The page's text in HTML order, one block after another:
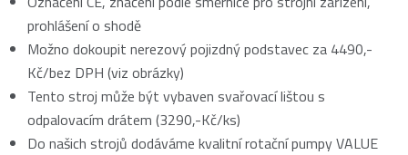
prohlášení o shodě
Možno dokoupit nerezový pojizdný podstavec za 4490,-
Kč/bez DPH (viz obrázky)
Tento stroj může být vybaven svařovací lištou s
odpalovacím drátem (3290,-Kč/ks)
Do našich strojů dodáváme kvalitní rotační pumpy VALUE